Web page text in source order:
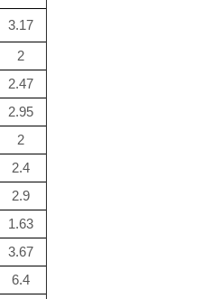
3.17
2
2.47
2.95
2
2.4
2.9
1.63
3.67
6.4